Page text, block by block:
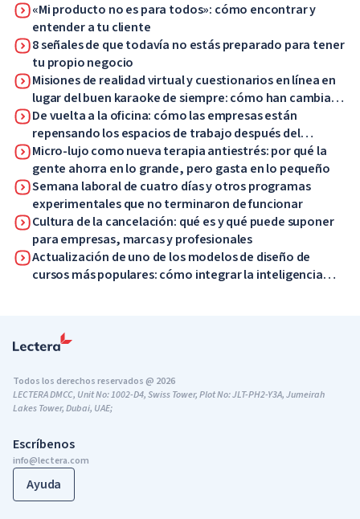
«Mi producto no es para todos»: cómo encontrar y
entender a tu cliente
8 señales de que todavía no estás preparado para tener
tu propio negocio
Misiones de realidad virtual y cuestionarios en línea en
lugar del buen karaoke de siempre: cómo han cambiado
las fiestas corporativas y qué les gustará ahora a sus
empleados
De vuelta a la oficina: cómo las empresas están
repensando los espacios de trabajo después del
teletrabajo
Micro-lujo como nueva terapia antiestrés: por qué la
gente ahorra en lo grande, pero gasta en lo pequeño
Semana laboral de cuatro días y otros programas
experimentales que no terminaron de funcionar
Cultura de la cancelación: qué es y qué puede suponer
para empresas, marcas y profesionales
Actualización de uno de los modelos de diseño de
cursos más populares: cómo integrar la inteligencia
Escríbenos
info@lectera.com
Ayuda
Todos los derechos reservados @ 2026
LECTERA DMCC, Unit No: 1002-D4, Swiss Tower, Plot No: JLT-PH2-Y3A, Jumeirah
Lakes Tower, Dubai, UAE;